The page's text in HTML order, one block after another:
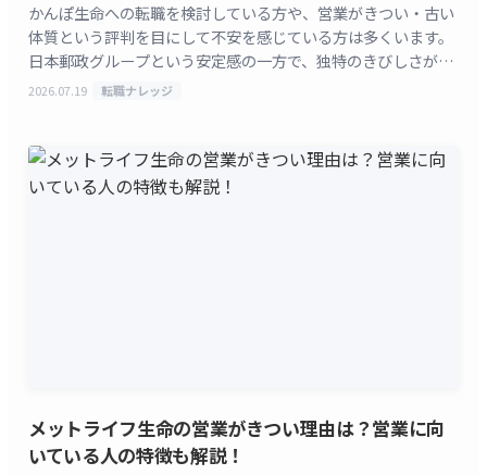
かんぽ生命への転職を検討している方や、営業がきつい・古い
体質という評判を目にして不安を感じている方は多くいます。
日本郵政グループという安定感の一方で、独特のきびしさが語
られる会社です。 実は「かんぽ生命の営業」には2つの
2026.07.19 転職ナレッジ
メットライフ生命の営業がきつい理由は？営業に向
いている人の特徴も解説！